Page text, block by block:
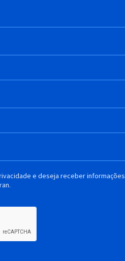
e deseja receber informações